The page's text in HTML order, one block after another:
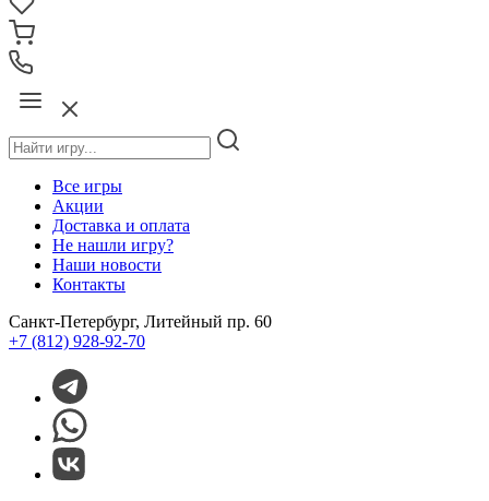
Все игры
Акции
Доставка и оплата
Не нашли игру?
Наши новости
Контакты
Санкт-Петербург, Литейный пр. 60
+7 (812) 928-92-70